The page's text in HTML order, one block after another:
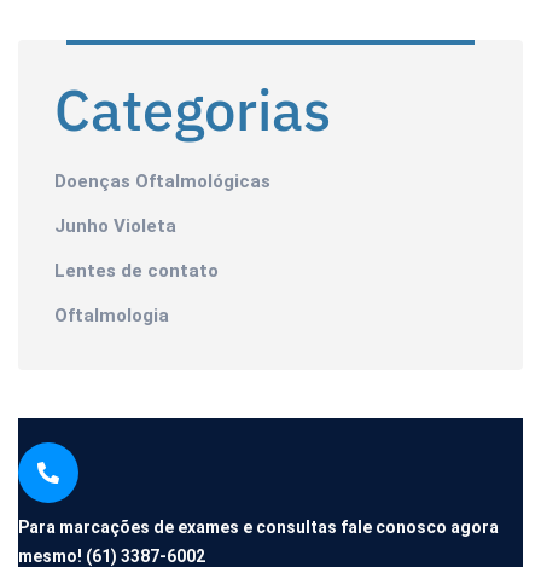
Categorias
Doenças Oftalmológicas
Junho Violeta
Lentes de contato
Oftalmologia
Para marcações de exames e consultas fale conosco agora
mesmo! (61) 3387-6002